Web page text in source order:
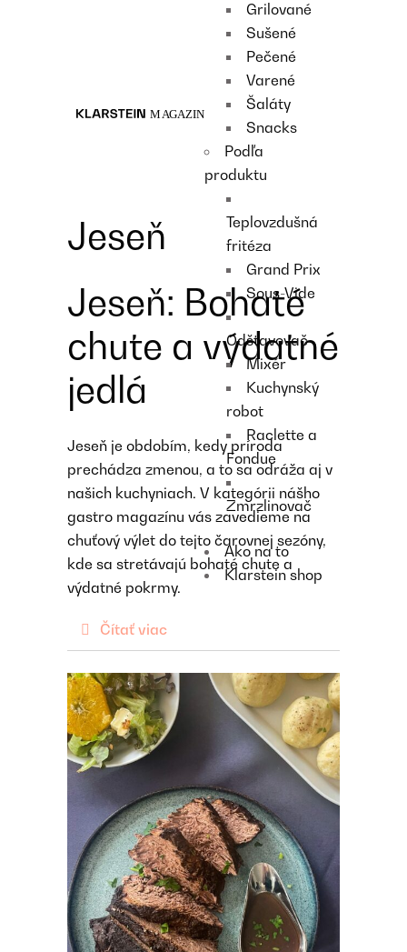
Grilované
Sušené
Pečené
Varené
Šaláty
Snacks
Podľa
produktu
Teplovzdušná
fritéza
Grand Prix
Sous-Vide
Odšťavovač
Mixér
Kuchynský
robot
Raclette a
Fondue
Zmrzlinovač
Ako na to
Klarstein shop
Jeseň
Jeseň: Bohaté
chute a výdatné
jedlá
Jeseň je obdobím, kedy príroda
prechádza zmenou, a to sa odráža aj v
našich kuchyniach. V kategórii nášho
gastro magazínu vás zavedieme na
chuťový výlet do tejto čarovnej sezóny,
kde sa stretávajú bohaté chute a
výdatné pokrmy.
Čítať viac